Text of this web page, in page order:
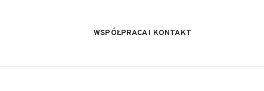
WSPÓŁPRACA I KONTAKT